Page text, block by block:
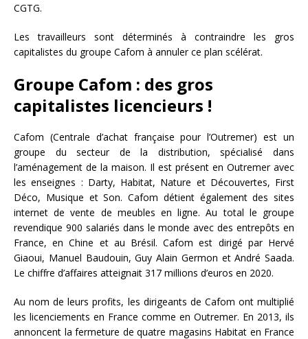
CGTG.
Les travailleurs sont déterminés à contraindre les gros
capitalistes du groupe Cafom à annuler ce plan scélérat.
Groupe Cafom : des gros
capitalistes licencieurs !
Cafom (Centrale d’achat française pour l’Outremer) est un
groupe du secteur de la distribution, spécialisé dans
l’aménagement de la maison. Il est présent en Outremer avec
les enseignes : Darty, Habitat, Nature et Découvertes, First
Déco, Musique et Son. Cafom détient également des sites
internet de vente de meubles en ligne. Au total le groupe
revendique 900 salariés dans le monde avec des entrepôts en
France, en Chine et au Brésil. Cafom est dirigé par Hervé
Giaoui, Manuel Baudouin, Guy Alain Germon et André Saada.
Le chiffre d’affaires atteignait 317 millions d’euros en 2020.
Au nom de leurs profits, les dirigeants de Cafom ont multiplié
les licenciements en France comme en Outremer. En 2013, ils
annoncent la fermeture de quatre magasins Habitat en France